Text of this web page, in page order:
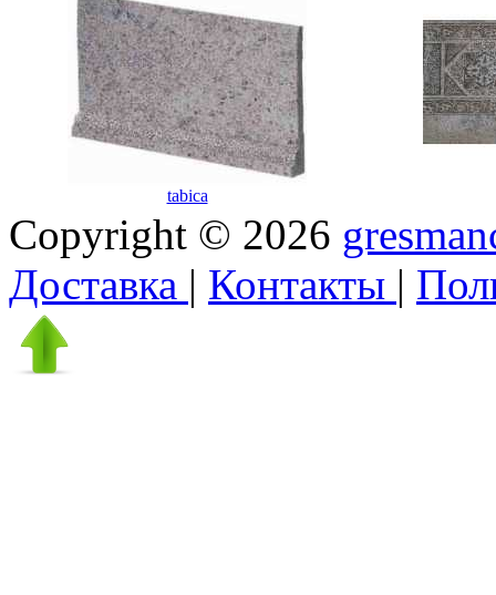
tabica
Copyright © 2026
Доставка | Контакты |